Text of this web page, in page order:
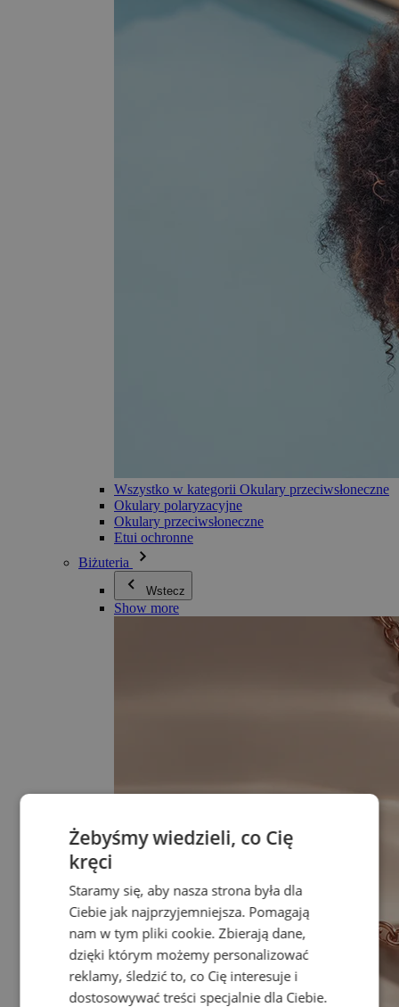
Wszystko w kategorii Okulary przeciwsłoneczne
Okulary polaryzacyjne
Okulary przeciwsłoneczne
Etui ochronne
Biżuteria
Wstecz
Show more
Żebyśmy wiedzieli, co Cię
kręci
Staramy się, aby nasza strona była dla
Ciebie jak najprzyjemniejsza. Pomagają
nam w tym pliki cookie. Zbierają dane,
dzięki którym możemy personalizować
reklamy, śledzić to, co Cię interesuje i
dostosowywać treści specjalnie dla Ciebie.